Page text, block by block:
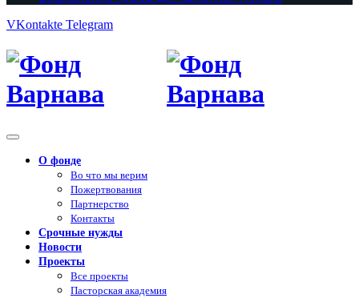
VKontakte Telegram
О фонде
Во что мы верим
Пожертвования
Партнерство
Контакты
Срочные нужды
Новости
Проекты
Все проекты
Пасторская академия